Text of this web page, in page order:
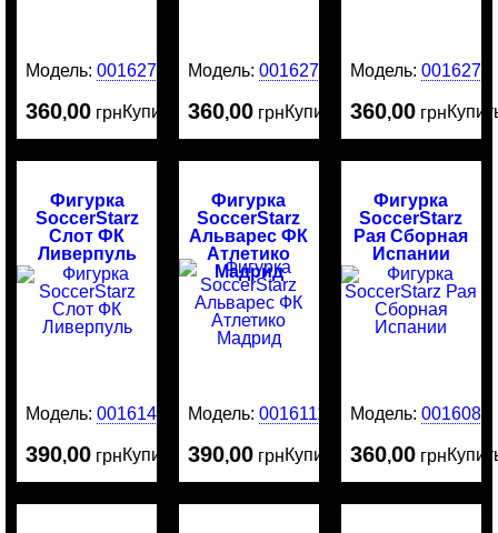
Модель:0016275
360,00 грнКупить
Модель:0016274
360,00 грнКупить
Модель: 0016273
360,00 грн
Фигурка
SoccerStarz
Слот ФК
Ливерпуль
Модель:0016141
390,00 грнКупить
Фигурка
SoccerStarz
Альварес ФК
Атлетико
Мадрид
Модель:0016111
390,00 грнКупить
Фигурка
SoccerStarz
Рая Сборная
Испании
Модель: 0016081
360,00 грн